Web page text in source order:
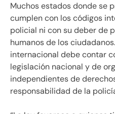
Muchos estados donde se
cumplen con los códigos
policial ni con su deber de
humanos de los
internacional debe contar
legislación nacional y de
independientes de
responsabilidad de la